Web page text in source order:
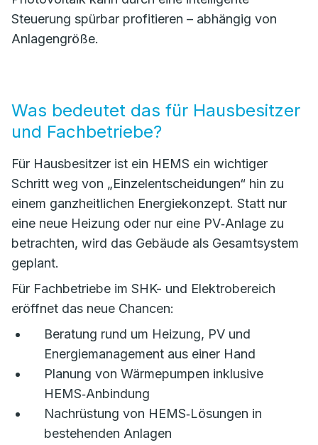
Steuerung spürbar profitieren – abhängig von
Anlagengröße.
Was bedeutet das für Hausbesitzer
und Fachbetriebe?
Für Hausbesitzer ist ein HEMS ein wichtiger
Schritt weg von „Einzelentscheidungen“ hin zu
einem ganzheitlichen Energiekonzept. Statt nur
eine neue Heizung oder nur eine PV‑Anlage zu
betrachten, wird das Gebäude als Gesamtsystem
geplant.
Für Fachbetriebe im SHK- und Elektrobereich
eröffnet das neue Chancen:
Beratung rund um Heizung, PV und
Energiemanagement aus einer Hand
Planung von Wärmepumpen inklusive
HEMS‑Anbindung
Nachrüstung von HEMS‑Lösungen in
bestehenden Anlagen